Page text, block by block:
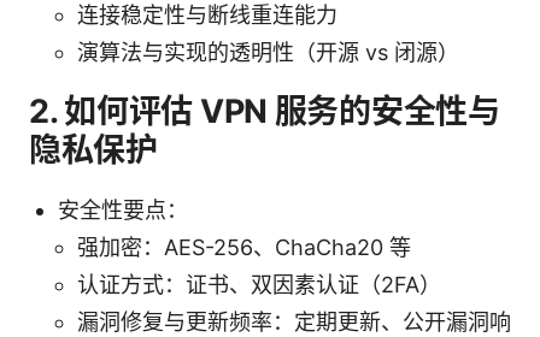
连接稳定性与断线重连能力
演算法与实现的透明性（开源 vs 闭源）
2. 如何评估 VPN 服务的安全性与
隐私保护
安全性要点：
强加密：AES-256、ChaCha20 等
认证方式：证书、双因素认证（2FA）
漏洞修复与更新频率：定期更新、公开漏洞响